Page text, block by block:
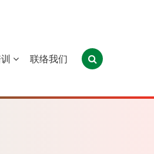
普林西比 东帝汶
联络我们